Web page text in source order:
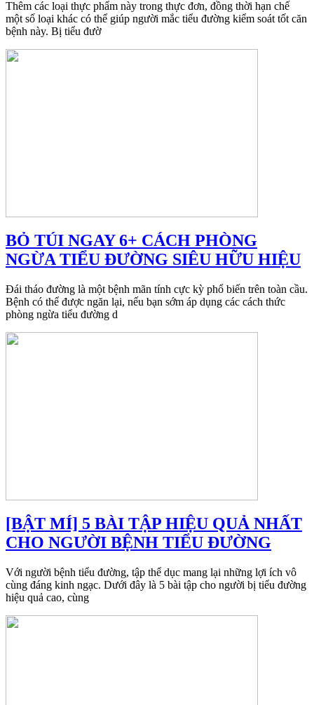
Thêm các loại thực phẩm này trong thực đơn, đồng thời hạn chế
một số loại khác có thể giúp người mắc tiểu đường kiểm soát tốt căn
bệnh này. Bị tiểu đườ
BỎ TÚI NGAY 6+ CÁCH PHÒNG
NGỪA TIỂU ĐƯỜNG SIÊU HỮU HIỆU
Đái tháo đường là một bệnh mãn tính cực kỳ phổ biến trên toàn cầu.
Bệnh có thể được ngăn lại, nếu bạn sớm áp dụng các cách thức
phòng ngừa tiểu đường d
[BẬT MÍ] 5 BÀI TẬP HIỆU QUẢ NHẤT
CHO NGƯỜI BỆNH TIỂU ĐƯỜNG
Với người bệnh tiểu đường, tập thể dục mang lại những lợi ích vô
cùng đáng kinh ngạc. Dưới đây là 5 bài tập cho người bị tiểu đường
hiệu quả cao, cùng